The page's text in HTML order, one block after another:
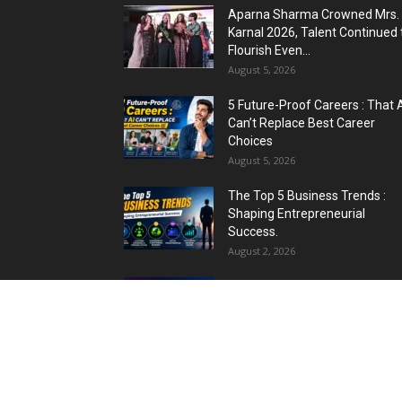
Aparna Sharma Crowned Mrs.
Karnal 2026, Talent Continued
Flourish Even...
August 5, 2026
5 Future-Proof Careers : That
Can’t Replace Best Career
Choices
August 5, 2026
The Top 5 Business Trends :
Shaping Entrepreneurial
Success.
August 2, 2026